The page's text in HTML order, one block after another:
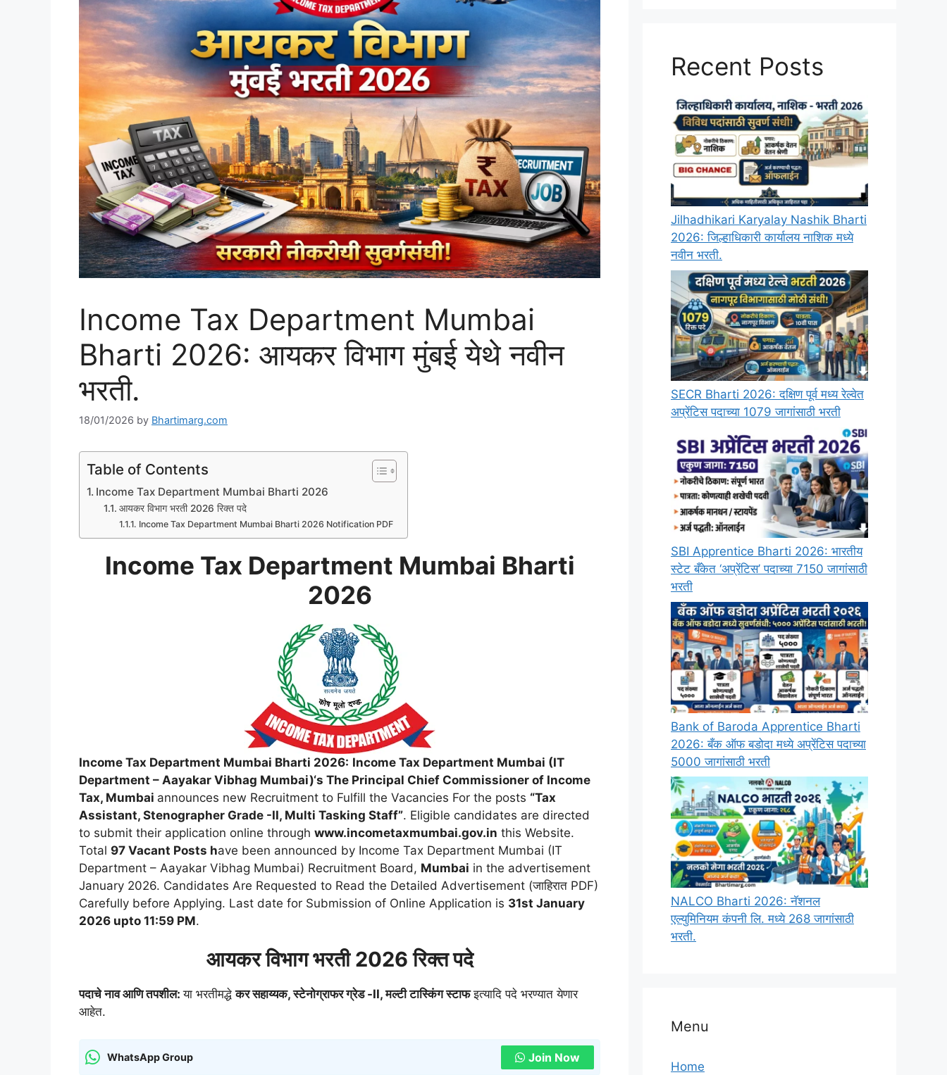
Income Tax Department Mumbai
Bharti 2026: आयकर विभाग मुंबई येथे नवीन
भरती.
18/01/2026 by Bhartimarg.com
Table of Contents
Income Tax Department Mumbai Bharti 2026
आयकर विभाग भरती 2026 रिक्त पदे
Income Tax Department Mumbai Bharti 2026 Notification PDF
Income Tax Department Mumbai Bharti
2026
Income Tax Department Mumbai Bharti 2026: Income Tax Department Mumbai (IT
Department – Aayakar Vibhag Mumbai)‘s The Principal Chief Commissioner of Income
Tax, Mumbai announces new Recruitment to Fulfill the Vacancies For the posts “Tax
Assistant, Stenographer Grade -II, Multi Tasking Staff”. Eligible candidates are directed
to submit their application online through www.incometaxmumbai.gov.in this Website.
Total 97 Vacant Posts have been announced by Income Tax Department Mumbai (IT
Department – Aayakar Vibhag Mumbai) Recruitment Board, Mumbai in the advertisement
January 2026. Candidates Are Requested to Read the Detailed Advertisement (जाहिरात PDF)
Carefully before Applying. Last date for Submission of Online Application is 31st January
2026 upto 11:59 PM.
आयकर विभाग भरती 2026 रिक्त पदे
पदाचे नाव आणि तपशील:या भरतीमद्धेकर सहाय्यक, स्टेनोग्राफर ग्रेड -II, मल्टी टास्किंग स्टाफइत्यादि पदे भरण्यात येणार
आहेत.
WhatsApp Group Join Now
Recent Posts
Jilhadhikari Karyalay Nashik Bharti
2026: जिल्हाधिकारी कार्यालय नाशिक मध्ये
नवीन भरती.
SECR Bharti 2026: दक्षिण पूर्व मध्य रेल्वेत
अप्रेंटिस पदाच्या 1079 जागांसाठी भरती
SBI Apprentice Bharti 2026: भारतीय
स्टेट बँकेत ‘अप्रेंटिस’ पदाच्या 7150 जागांसाठी
भरती
Bank of Baroda Apprentice Bharti
2026: बँक ऑफ बडोदा मध्ये अप्रेंटिस पदाच्या
5000 जागांसाठी भरती
NALCO Bharti 2026: नॅशनल
एल्युमिनियम कंपनी लि. मध्ये 268 जागांसाठी
भरती.
Menu
Home